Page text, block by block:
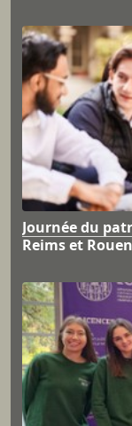
Journée du
Reims et Rouen